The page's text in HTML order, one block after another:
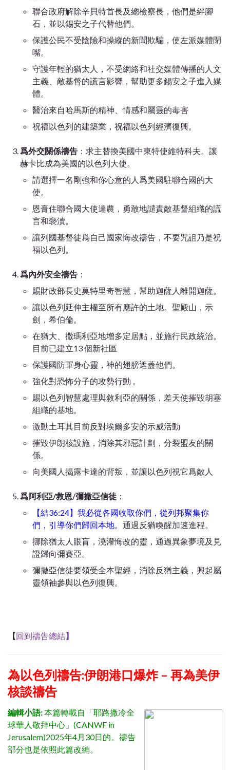
聯合政府解除辛貝特首長及總檢察長，他們是絆腳
石，並以錫安之子代替他們。
保護公民不受陰險和操縱的新聞欺騙，使左派媒體閉
嘴。
守護年輕的猶太人，不受網絡和社交媒體傳播的人文
主義、敵基督的謊言影響，幫助更多錫安之子進入媒
體。
醫治來自哈馬斯的精神、情感和屬靈的毒害
祝福以色列的建築業，祝福以色列經濟復興。
爲外交關係禱告 ：求主替換美國中東特使維特科夫。讓
赫卡比成為美國的以色列大使。
請選擇一名剛強和你心意的人爲美國駐聯合國的大
使。
恩膏住聯合國大使達農，勇敢地譴責敵基督組織的謊
言和褻瀆。
讓列國基督徒爲自己國家悔改禱告，不要咒詛乃是祝
福以色列。
爲內外安全禱告 ：
賜財政部長史莫特里奇智慧，幫助迦薩人離開迦薩。
讓以色列延伸主權至所有應許的土地。聖殿山，示
劍，希伯倫。
在猶大、撒瑪利亞地增多定居點，並施行民政統治。
目前已建立13 個新社區
保護國防軍身心靈，神的翅膀遮蓋他們。
強化對恐怖分子的攻勢行動 。
賜以色列智慧處理與敘利亞的關係，差天使摧毀胡塞
組織的基地。
激動土耳其目前反對埃爾多安的示威活動
摧毀伊朗核設施，消除其邪惡計劃，分裂盟友的關
係。
向美國人揭露卡達的背叛，並讓以色列視它爲敵人
爲阿利亞/救恩/彌撒亞信徒 ：
【結36:24】我必從各國收取你們，從列邦聚集你
們，引導你們歸回本地。 通過反猶喚醒加速進程。
挪除猶太人眼盲，澆灌悔改的靈，通過異象夢境及見
證歸向彌賽亞。
彌撒亞信徒要領受全本聖經，消除反猶主義，興起屬
靈領袖參與以色列復興。
【回到禱告總結】
為以色列禱告:伊朗港口爆炸 – 再為美伊
核談禱告
編輯小語:本篇轉載自「耶路撒冷全
球華人敬拜中心」(CANWF in
Jerusalem)2025年4月30日的。禱告
部分也是依照此篇改編。